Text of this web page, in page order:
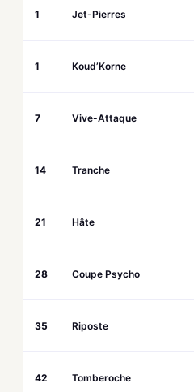
1 Jet-Pierres
1 Koud’Korne
7 Vive-Attaque
14 Tranche
21 Hâte
28 Coupe Psycho
35 Riposte
42 Tomberoche